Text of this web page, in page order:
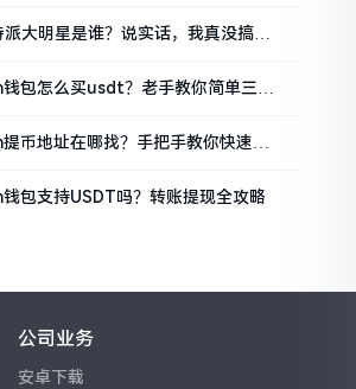
派大明星是谁？说实话，我真没搞明
包怎么买usdt？老手教你简单三步
币地址在哪找？手把手教你快速查
包支持USDT吗？转账提现全攻略
公司业务
安卓下载